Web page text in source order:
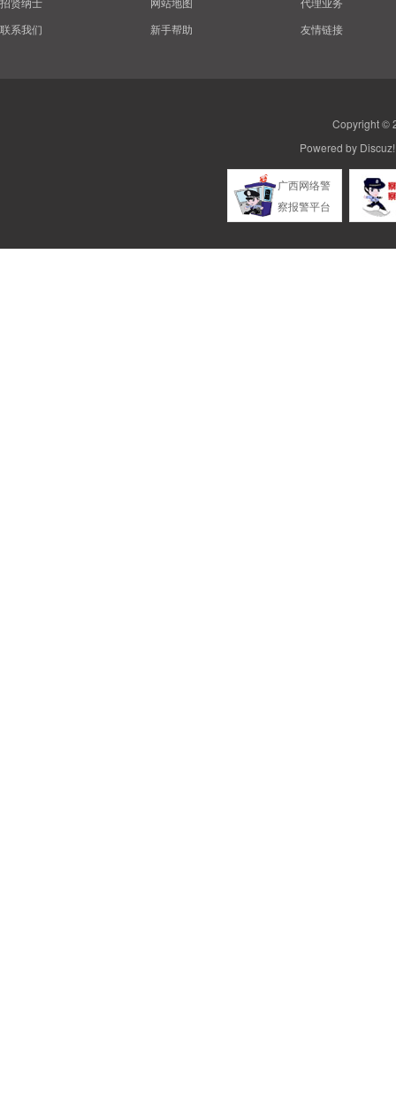
联系我们
新手帮助
友情链接
Copyright ©
Powered by Discuz!
广西网络警
察报警平台